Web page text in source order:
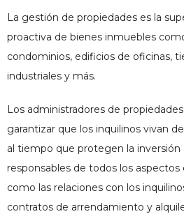
La gestión de propiedades es la
proactiva de bienes inmuebles
condominios, edificios de oficinas,
industriales y más.
Los administradores de
garantizar que los inquilinos vivan
al tiempo que protegen la inversión
responsables de todos los
como las relaciones con los
contratos de arrendamiento y